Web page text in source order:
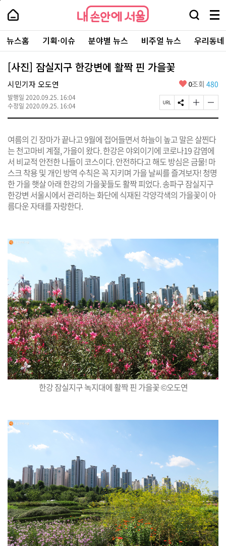
본
로
가
내
손
안
에
서
울
-
서
울
시
대
표
소
포
털
내
손
에
울
검
창
열
기
메
뉴
전
체
보
주
요
서
뉴스홈 기획·이슈 분야별 뉴스 비주얼 뉴스 우리동
[사진] 잠실지구 한강변에 활짝 핀 가을꽃
시민기자 오도연
발행일 2020.09.25. 16:04
수정일 2020.09.25. 16:04
좋
요
0조회 480
페
이
R
L
복
사
S
N
유
하
기
글
자
크
게
변
경
하
기
글
자
작
게
변
경
하
기
여름의 긴 장마가 끝나고 9월에 접어들면서 하늘이 높고 말은 살찐다
는 천고마비 계절, 가을이 왔다. 한강은 야외이기에 코로나19 감염에
서 비교적 안전한 나들이 코스이다. 안전하다고 해도 방심은 금물! 마
스크 착용 및 개인 방역 수칙은 꼭 지키며 가을 날씨를 즐겨보자! 청명
한 가을 햇살 아래 한강의 가을꽃들도 활짝 피었다. 송파구 잠실지구
한강변 서울시에서 관리하는 화단에 식재된 각양각색의 가을꽃이 아
름다운 자태를 자랑한다.
한강 잠실지구 녹지대에 활짝 핀 가을꽃 ©오도연
페
상
단
로